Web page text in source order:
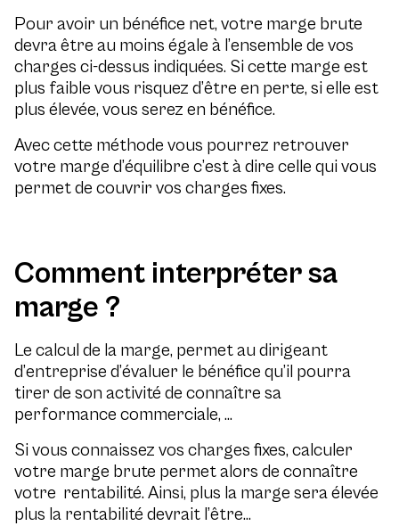
Pour avoir un bénéfice net, votre marge brute
devra être au moins égale à l’ensemble de vos
charges ci-dessus indiquées. Si cette marge est
plus faible vous risquez d’être en perte, si elle est
plus élevée, vous serez en bénéfice.
Avec cette méthode vous pourrez retrouver
votre marge d’équilibre c’est à dire celle qui vous
permet de couvrir vos charges fixes.
Comment interpréter sa
marge ?
Le calcul de la marge, permet au dirigeant
d’entreprise d’évaluer le bénéfice qu’il pourra
tirer de son activité de connaître sa
performance commerciale, …
Si vous connaissez vos charges fixes, calculer
votre marge brute permet alors de connaître
votre rentabilité. Ainsi, plus la marge sera élevée
plus la rentabilité devrait l’être…